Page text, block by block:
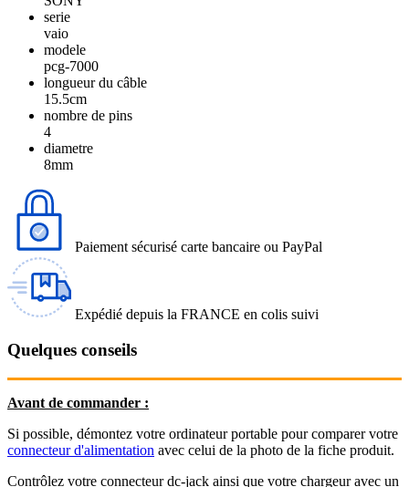
serie
vaio
modele
pcg-7000
longueur du câble
15.5cm
nombre de pins
4
diametre
8mm
Paiement sécurisé carte bancaire ou PayPal
Expédié depuis la FRANCE en colis suivi
Quelques conseils
Avant de commander :
Si possible, démontez votre ordinateur portable pour comparer votre
connecteur d'alimentation avec celui de la photo de la fiche produit.
Contrôlez votre connecteur dc-jack ainsi que votre chargeur avec un